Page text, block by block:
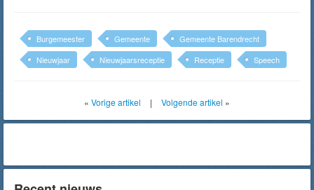
Burgemeester Gemeente
Gemeente Barendrecht
Nieuwjaar
Nieuwjaarsreceptie Receptie Speech
« Vorige artikel | Volgende artikel »